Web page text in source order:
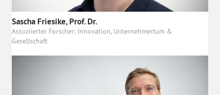
Sascha Friesike, Prof. Dr.
Assoziierter Forscher: Innovation, Unternehmertum &
Gesellschaft